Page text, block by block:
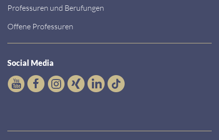
Professuren und Berufungen
Offene Professuren
Social Media